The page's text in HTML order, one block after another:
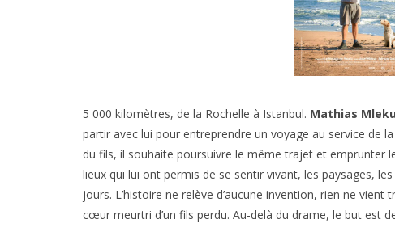
5 000 kilomètres, de la Rochelle à Istanbul. Mathias
partir avec lui pour entreprendre un voyage au service de
du fils, il souhaite poursuivre le même trajet et emprunter
lieux qui lui ont permis de se sentir vivant, les paysages,
jours. L’histoire ne relève d’aucune invention, rien ne
cœur meurtri d’un fils perdu. Au-delà du drame, le but est